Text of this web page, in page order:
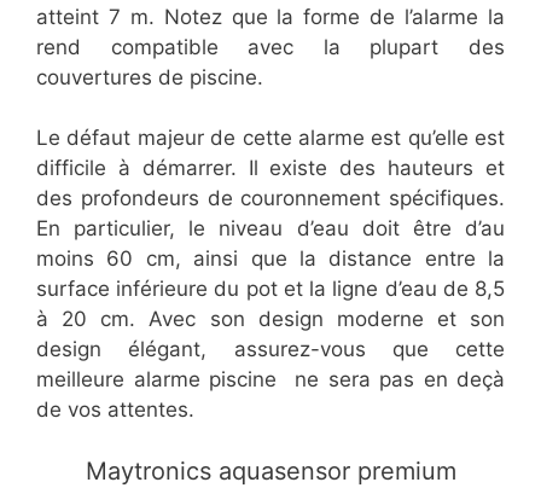
atteint 7 m. Notez que la forme de l’alarme la
rend compatible avec la plupart des
couvertures de piscine.
Le défaut majeur de cette alarme est qu’elle est
difficile à démarrer. Il existe des hauteurs et
des profondeurs de couronnement spécifiques.
En particulier, le niveau d’eau doit être d’au
moins 60 cm, ainsi que la distance entre la
surface inférieure du pot et la ligne d’eau de 8,5
à 20 cm. Avec son design moderne et son
design élégant, assurez-vous que cette
meilleure alarme piscine ne sera pas en deçà
de vos attentes.
​Maytronics aquasensor premium